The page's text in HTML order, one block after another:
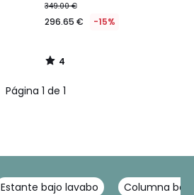
349.00 €
296.65 € -15%
4
/
Página 1 de 1
Estante bajo lavabo Columna